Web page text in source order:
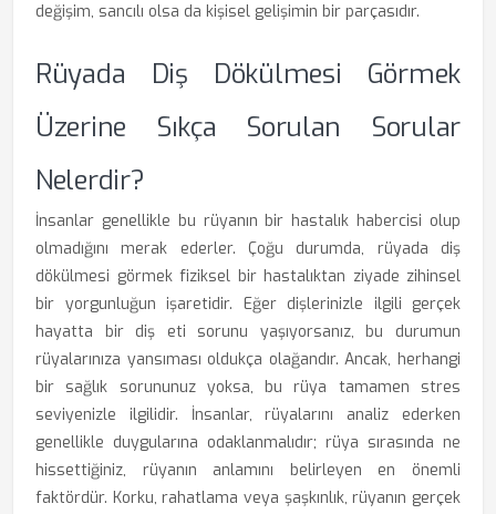
değişim, sancılı olsa da kişisel gelişimin bir parçasıdır.
Rüyada Diş Dökülmesi Görmek
Üzerine Sıkça Sorulan Sorular
Nelerdir?
İnsanlar genellikle bu rüyanın bir hastalık habercisi olup
olmadığını merak ederler. Çoğu durumda, rüyada diş
dökülmesi görmek fiziksel bir hastalıktan ziyade zihinsel
bir yorgunluğun işaretidir. Eğer dişlerinizle ilgili gerçek
hayatta bir diş eti sorunu yaşıyorsanız, bu durumun
rüyalarınıza yansıması oldukça olağandır. Ancak, herhangi
bir sağlık sorununuz yoksa, bu rüya tamamen stres
seviyenizle ilgilidir. İnsanlar, rüyalarını analiz ederken
genellikle duygularına odaklanmalıdır; rüya sırasında ne
hissettiğiniz, rüyanın anlamını belirleyen en önemli
faktördür. Korku, rahatlama veya şaşkınlık, rüyanın gerçek